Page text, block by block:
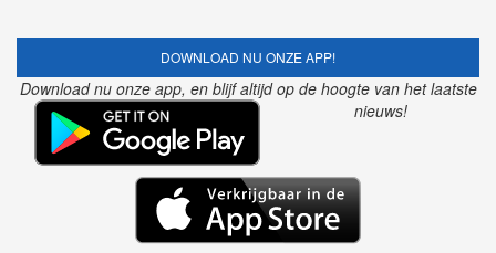
DOWNLOAD NU ONZE APP!
Download nu onze app, en blijf altijd op de hoogte van het laatste
nieuws!